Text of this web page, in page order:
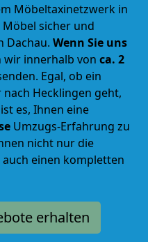
Möbeltaxinetzwerk in
sicher und
Dachau. Wenn Sie uns
wir innerhalb von ca. 2
Egal, ob ein
Hecklingen geht,
es, Ihnen eine
Umzugs-Erfahrung zu
nicht nur die
einen kompletten
erhalten